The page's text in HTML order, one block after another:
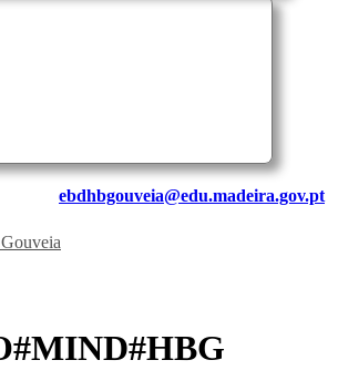
ebdhbgouveia@edu.madeira.gov.pt